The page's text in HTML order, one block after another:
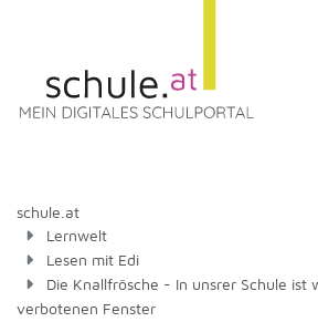
schule.at
Lernwelt
Lesen mit Edi
Die Knallfrösche - In unsrer Schule ist
verbotenen Fenster